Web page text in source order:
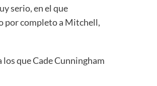
serio, en el que
por completo a Mitchell,
que Cade Cunningham